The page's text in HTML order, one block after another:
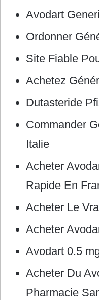
Avodart
Ordonner
Site Fiable
Achetez
Dutasteride
Commander
Italie
Acheter
Rapide En
Acheter Le
Acheter
Avodart 0.5
Acheter Du
Pharmacie